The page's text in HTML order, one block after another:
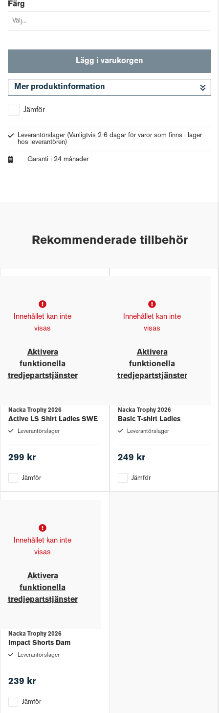
Färg
Lägg i varukorgen
Mer produktinformation
Jämför
Leverantörslager (Vanligtvis 2-6 dagar för varor som finns i lager
hos leverantören)
Garanti i 24 månader
Rekommenderade tillbehör
Innehållet kan inte
visas
Aktivera
funktionella
tredjepartstjänster
Nacka Trophy 2026
Active LS Shirt Ladies SWE
Leverantörslager
299 kr
Jämför
Innehållet kan inte
visas
Aktivera
funktionella
tredjepartstjänster
Nacka Trophy 2026
Basic T-shirt Ladies
Leverantörslager
249 kr
Jämför
Innehållet kan inte
visas
Aktivera
funktionella
tredjepartstjänster
Nacka Trophy 2026
Impact Shorts Dam
Leverantörslager
239 kr
Jämför